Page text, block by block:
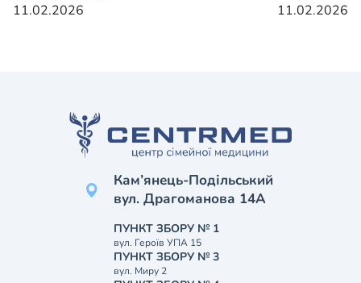
11.02.2026
11.02.2026
Кам’янець-Подільський
вул. Драгоманова 14А
ПУНКТ ЗБОРУ № 1
вул. Героїв УПА 15
ПУНКТ ЗБОРУ № 3
вул. Миру 2